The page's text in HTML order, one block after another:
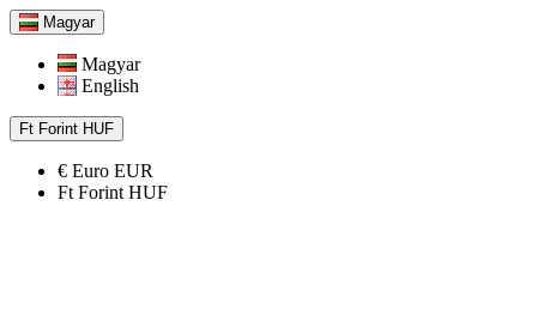
Magyar
Magyar
English
Ft Forint HUF
€ Euro EUR
Ft Forint HUF